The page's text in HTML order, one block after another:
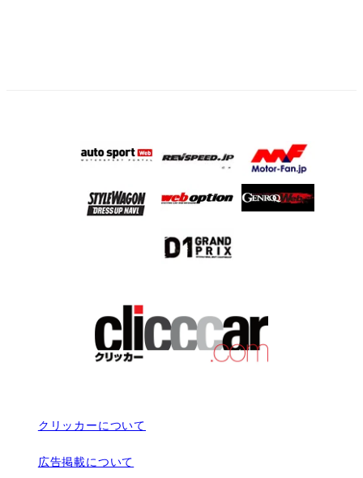
クリッカーについて
広告掲載について